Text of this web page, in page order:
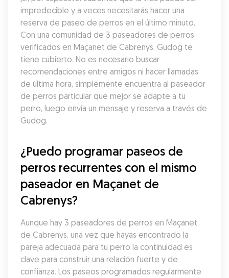
impredecible y a veces necesitarás hacer una
reserva de paseo de perros en el último minuto.
Con una comunidad de 3 paseadores de perros
verificados en Maçanet de Cabrenys, Gudog te
tiene cubierto. No es necesario buscar
recomendaciones entre amigos ni hacer llamadas
de última hora, simplemente encuentra al paseador
de perros particular que mejor se adapte a tu
perro, luego envía un mensaje y reserva a través de
Gudog.
¿Puedo programar paseos de
perros recurrentes con el mismo
paseador en Maçanet de
Cabrenys?
Aunque hay 3 paseadores de perros en Maçanet
de Cabrenys, una vez que hayas encontrado la
pareja adecuada para tu perro la continuidad es
clave para construir una relación fuerte y de
confianza. Los paseos programados regularmente